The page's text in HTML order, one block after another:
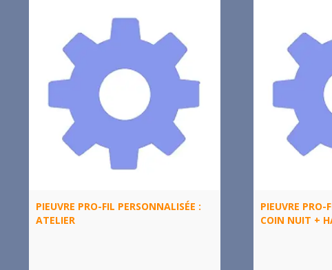
PIEUVRE PRO-FIL PERSONNALISÉE :
ATELIER
PIEUVRE PRO-
COIN NUIT +